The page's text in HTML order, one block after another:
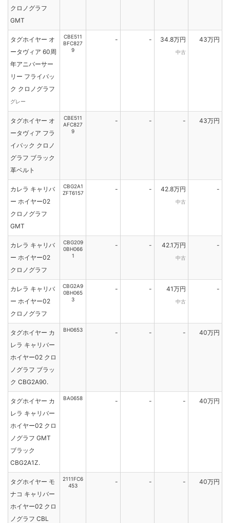
クロノグラフ
GMT
タグホイヤー オ
ータヴィア 60周
年アニバーサー
リー フライバッ
ク クロノグラフ
グレー
CBE511
BFC827
9
- - 34.8万円
中古
43万円
タグホイヤー オ
ータヴィア フラ
イバック クロノ
グラフ ブラック
革ベルト
CBE511
AFC827
9
- - - 43万円
カレラ キャリバ
ー ホイヤー02
クロノグラフ
GMT
CBG2A1
ZFT6157
- - 42.8万円
中古
-
カレラ キャリバ
ー ホイヤー02
クロノグラフ
CBG209
0BH066
1
- - 42.1万円
中古
-
カレラ キャリバ
ー ホイヤー02
クロノグラフ
CBG2A9
0BH065
3
- - 41万円
中古
-
タグホイヤー カ
レラ キャリバー
ホイヤー02 クロ
ノグラフ ブラッ
ク CBG2A90.
BH0653 - - - 40万円
タグホイヤー カ
レラ キャリバー
ホイヤー02 クロ
ノグラフ GMT
ブラック
CBG2A1Z.
BA0658 - - - 40万円
タグホイヤー モ
ナコ キャリバー
ホイヤー02 クロ
ノグラフ CBL
2111FC6
453
- - - 40万円